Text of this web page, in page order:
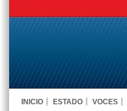
INICIO ESTADO VOCES